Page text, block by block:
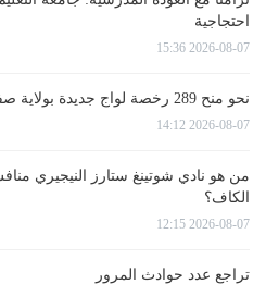
احتجاجية
2026-08-07 15:36
نحو منح 289 رخصة لواج جديدة بولاية صفاقس
2026-08-07 14:12
من هو نادي شوتينغ ستارز النيجيري
الكاف؟
2026-08-07 12:15
تراجع عدد حوادث المرور